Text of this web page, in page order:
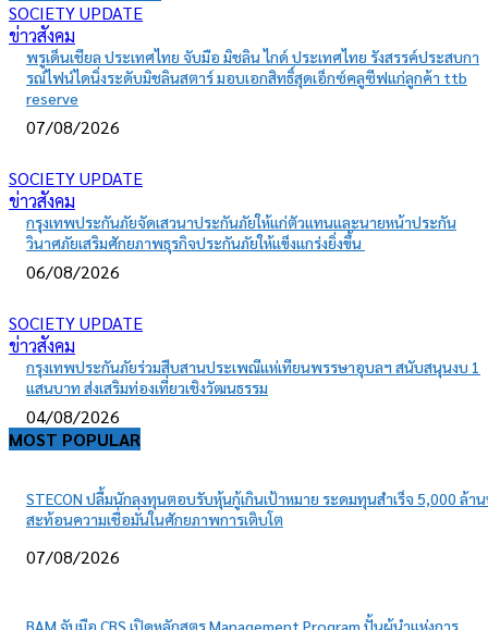
SOCIETY UPDATE
ข่าวสังคม
พรูเด็นเชียล ประเทศไทย จับมือ มิชลิน ไกด์ ประเทศไทย รังสรรค์ประสบกา
รณ์ไฟน์ไดนิ่งระดับมิชลินสตาร์ มอบเอกสิทธิ์สุดเอ็กซ์คลูซีฟแก่ลูกค้า ttb
reserve
07/08/2026
SOCIETY UPDATE
ข่าวสังคม
กรุงเทพประกันภัยจัดเสวนาประกันภัยให้แก่ตัวแทนและนายหน้าประกัน
วินาศภัยเสริมศักยภาพธุรกิจประกันภัยให้แข็งแกร่งยิ่งขึ้น
06/08/2026
SOCIETY UPDATE
ข่าวสังคม
กรุงเทพประกันภัยร่วมสืบสานประเพณีแห่เทียนพรรษาอุบลฯ สนับสนุนงบ 1
แสนบาท ส่งเสริมท่องเที่ยวเชิงวัฒนธรรม
04/08/2026
MOST POPULAR
STECON ปลื้มนักลงทุนตอบรับหุ้นกู้เกินเป้าหมาย ระดมทุนสำเร็จ 5,000 ล้า
สะท้อนความเชื่อมั่นในศักยภาพการเติบโต
07/08/2026
BAM จับมือ CBS เปิดหลักสูตร Management Program ปั้นผู้นำแห่งการ